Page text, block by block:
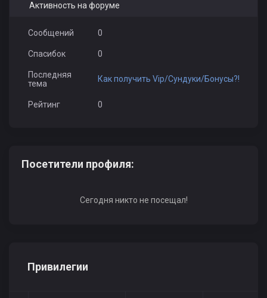
Активность на форуме
Сообщений 0
Спасибок 0
Последняя
тема
Как получить Vip/Сундуки/Бонусы?!
Рейтинг 0
Посетители профиля:
Сегодня никто не посещал!
Привилегии